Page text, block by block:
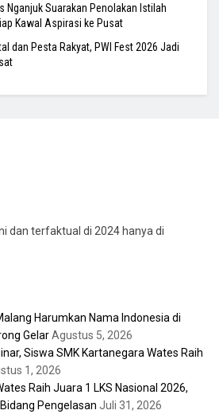
Nganjuk Suarakan Penolakan Istilah
Kawal Aspirasi ke Pusat
dan Pesta Rakyat, PWI Fest 2026 Jadi
dan terfaktual di 2024 hanya di
Harumkan Nama Indonesia di
GelarAgustus 5, 2026
Siswa SMK Kartanegara Wates Raih
1, 2026
Raih Juara 1 LKS Nasional 2026,
Pengelasan Juli 31, 2026